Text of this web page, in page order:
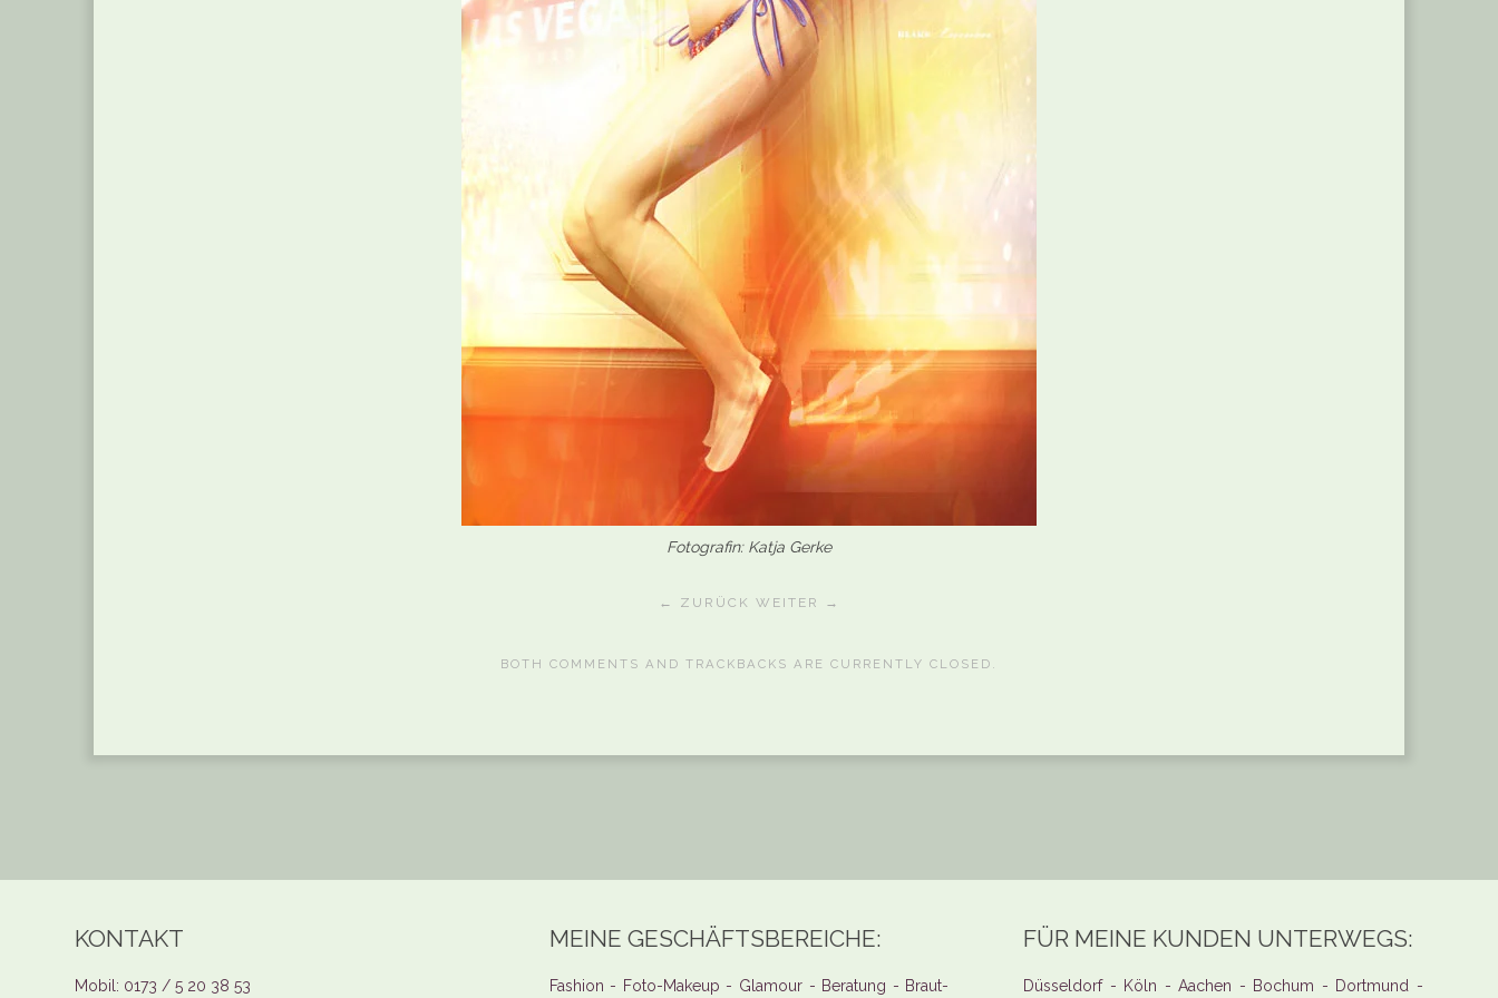
Fotografin: Katja Gerke
← ZURÜCK WEITER →
BOTH COMMENTS AND TRACKBACKS ARE CURRENTLY CLOSED.
KONTAKT
Mobil: 0173 / 5 20 38 53
MEINE GESCHÄFTSBEREICHE:
Fashion - Foto-Makeup - Glamour - Beratung - Braut-
FÜR MEINE KUNDEN UNTERWEGS:
Düsseldorf - Köln - Aachen - Bochum - Dortmund -